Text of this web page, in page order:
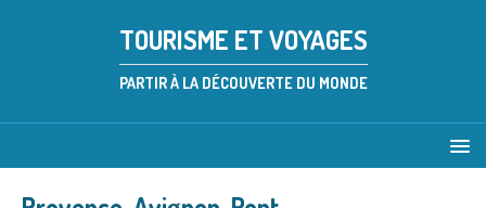
TOURISME ET VOYAGES
PARTIR À LA DÉCOUVERTE DU MONDE